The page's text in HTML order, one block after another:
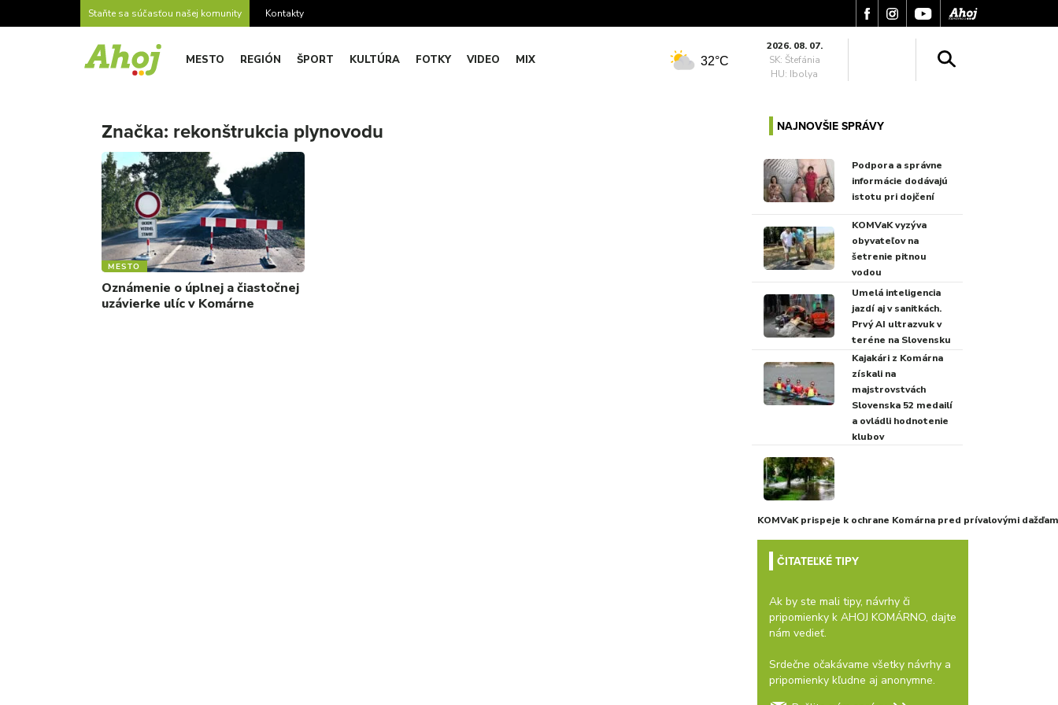
Staňte sa súčasťou našej komunity Kontakty
MESTO REGIÓN ŠPORT KULTÚRA FOTKY VIDEO MIX 32°C
2026. 08. 07.
SK: Štefánia
HU: Ibolya
Značka: rekonštrukcia plynovodu
MESTO
Oznámenie o úplnej a čiastočnej
uzávierke ulíc v Komárne
NAJNOVŠIE SPRÁVY
Podpora a správne
informácie dodávajú
istotu pri dojčení
KOMVaK vyzýva
obyvateľov na
šetrenie pitnou
vodou
Umelá inteligencia
jazdí aj v sanitkách.
Prvý AI ultrazvuk v
teréne na Slovensku
Kajakári z Komárna
získali na
majstrovstvách
Slovenska 52 medailí
a ovládli hodnotenie
klubov
KOMVaK prispeje k ochrane Komárna pred prívalovými
ČITATEĽKÉ TIPY
Ak by ste mali tipy, návrhy či
pripomienky k AHOJ KOMÁRNO, dajte
nám vedieť.
Srdečne očakávame všetky návrhy a
pripomienky kľudne aj anonymne.